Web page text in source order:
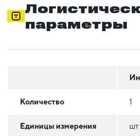
параметры
Количество 1
Единицы измерения шт